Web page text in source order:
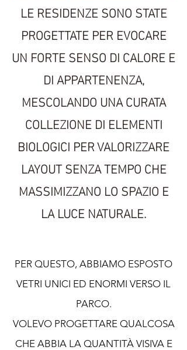
LE RESIDENZE SONO STATE
PROGETTATE PER EVOCARE
UN FORTE SENSO DI CALORE E
DI APPARTENENZA,
MESCOLANDO UNA CURATA
COLLEZIONE DI ELEMENTI
BIOLOGICI PER VALORIZZARE
LAYOUT SENZA TEMPO CHE
MASSIMIZZANO LO SPAZIO E
LA LUCE NATURALE.
PER QUESTO, ABBIAMO ESPOSTO
VETRI UNICI ED ENORMI VERSO IL
PARCO.
VOLEVO PROGETTARE QUALCOSA
CHE ABBIA LA QUANTITÀ VISIVA E